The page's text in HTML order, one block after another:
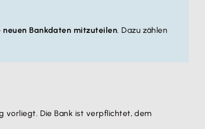
neuen Bankdaten mitzuteilen. Dazu zählen
vorliegt. Die Bank ist verpflichtet, dem